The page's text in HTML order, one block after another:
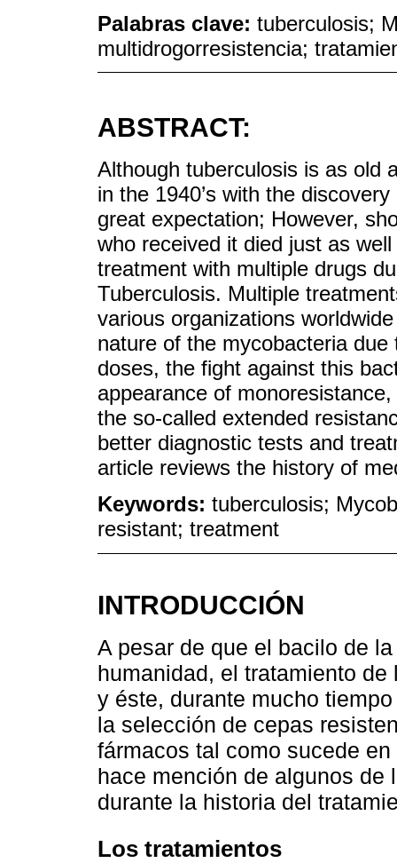
Palabras clave: tuberculosis;
multidrogorresistencia;
ABSTRACT:
Although tuberculosis is as old
in the 1940’s with the
great expectation; However,
who received it died just as
treatment with multiple drugs
Tuberculosis. Multiple
various organizations
nature of the mycobacteria
doses, the fight against this
appearance of
the so-called extended
better diagnostic tests and
article reviews the history of
Keywords: tuberculosis;
resistant; treatment
INTRODUCCIÓN
A pesar de que el bacilo de
humanidad, el tratamiento
y éste, durante mucho
la selección de cepas
fármacos tal como sucede
hace mención de algunos de
durante la historia del
Los tratamientos